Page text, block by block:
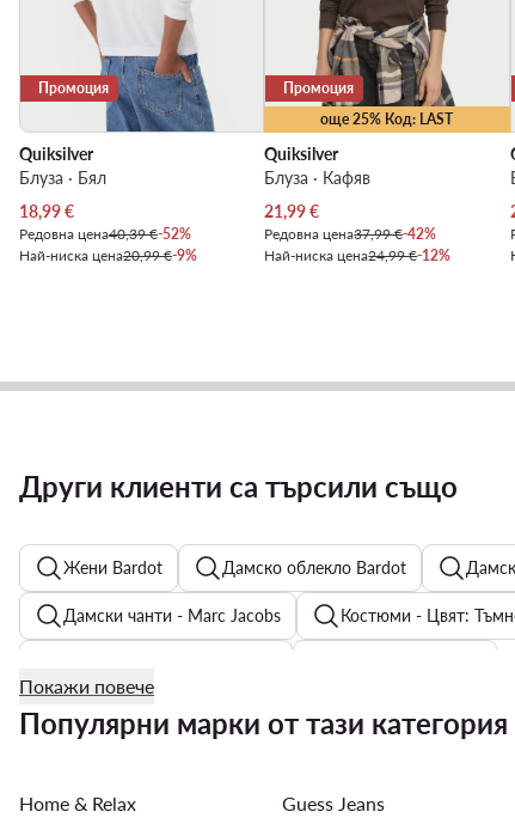
Промоция
Quiksilver
Блуза · Бял
Актуална цена
18,99€
Редовна цена40,39 €-52%
Най-ниска цена20,99 €-9%
още 25% Код: LAST
Промоция
Quiksilver
Блуза · Кафяв
Актуална цена
21,99€
Редовна цена37,99 €-42%
Най-ниска цена24,99 €-12%
Други клиенти са търсили също
Жени Bardot Дамско облекло Bardot
Дамски чанти - Marc Jacobs Костюми - Цвят:
Рокли и гащеризони Guess Дънкови поли
Покажи повече
Популярни марки от тази категория
Home & Relax Guess Jeans